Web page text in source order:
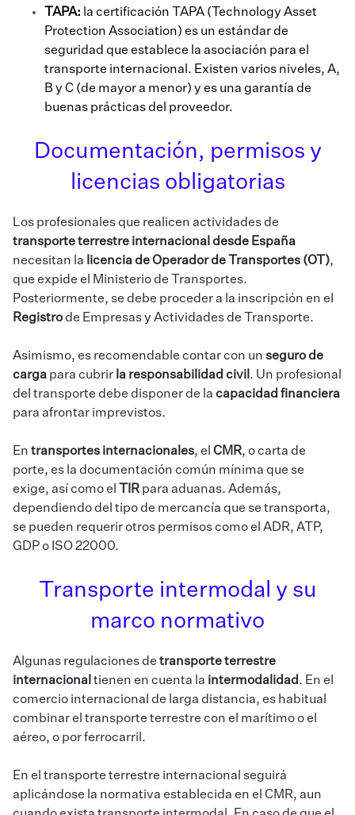
TAPA: la certificación TAPA (Technology Asset
Protection Association) es un estándar de
seguridad que establece la asociación para el
transporte internacional. Existen varios niveles, A,
B y C (de mayor a menor) y es una garantía de
buenas prácticas del proveedor.
Documentación, permisos y
licencias obligatorias
Los profesionales que realicen actividades de
transporte terrestre internacional desde España
necesitan la licencia de Operador de Transportes (OT),
que expide el Ministerio de Transportes.
Posteriormente, se debe proceder a la inscripción en el
Registrode Empresas y Actividades de Transporte.
Asimismo, es recomendable contar con un seguro de
carga para cubrir la responsabilidad civil. Un profesional
del transporte debe disponer de la capacidad financiera
para afrontar imprevistos.
En transportes internacionales, el CMR, o carta de
porte, es la documentación común mínima que se
exige, así como el TIR para aduanas. Además,
dependiendo del tipo de mercancía que se transporta,
se pueden requerir otros permisos como el ADR, ATP,
GDP o ISO 22000.
Transporte intermodal y su
marco normativo
Algunas regulaciones de transporte terrestre
internacionaltienen en cuenta la intermodalidad. En el
comercio internacional de larga distancia, es habitual
combinar el transporte terrestre con el marítimo o el
aéreo, o por ferrocarril.
En el transporte terrestre internacional seguirá
aplicándose la normativa establecida en el CMR, aun